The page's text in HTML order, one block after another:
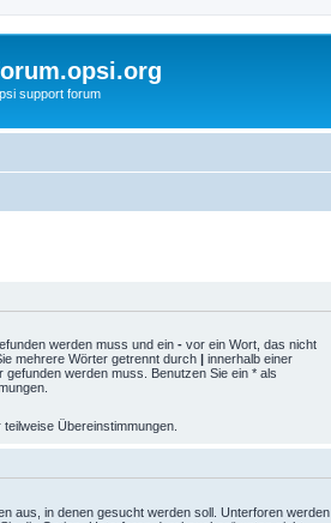
support forum
werden muss und ein - vor ein Wort, das nicht
mehrere Wörter getrennt durch | innerhalb einer
gefunden werden muss. Benutzen Sie ein * als
Übereinstimmungen.
aus, in denen gesucht werden soll. Unterforen werden